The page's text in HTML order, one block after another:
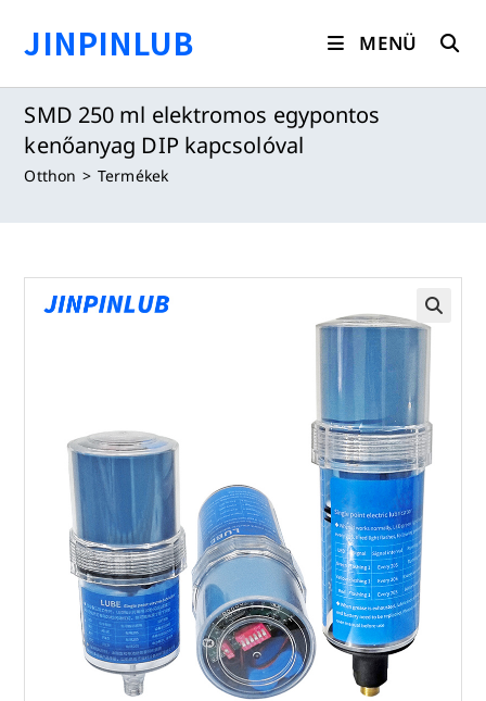
tartalomhoz
JINPINLUB MENÜ
SMD 250 ml elektromos egypontos
kenőanyag DIP kapcsolóval
Otthon > Termékek
🔍